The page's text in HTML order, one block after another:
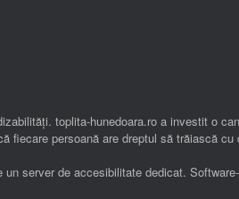
toplita-hunedoara.ro a investit o
persoană are dreptul să trăiască
un server de accesibilitate dedicat.